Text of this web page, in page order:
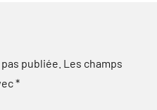
publiée. Les champs
*